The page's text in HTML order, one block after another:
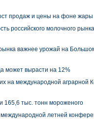
продаж и цены на фоне жары
российского молочного
важнее урожай на
может вырасти на 12%
на международной
165,6 тыс. тонн мороженого
летней